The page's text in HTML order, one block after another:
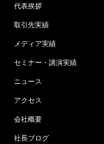
代表挨拶
取引先実績
メディア実績
セミナー・講演実績
ニュース
アクセス
会社概要
社長ブログ